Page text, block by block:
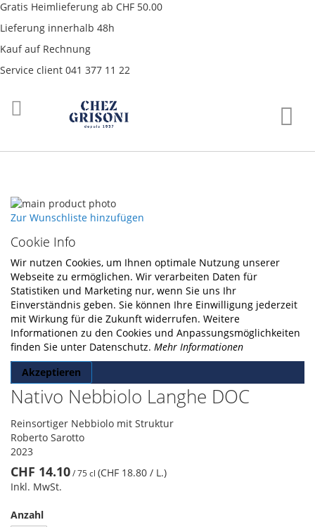
Gratis Heimlieferung ab CHF 50.00
Lieferung innerhalb 48h
Kauf auf Rechnung
Service client 041 377 11 22
Cookie Info
Wir nutzen Cookies, um Ihnen optimale Nutzung unserer
Webseite zu ermöglichen. Wir verarbeiten Daten für
Statistiken und Marketing nur, wenn Sie uns Ihr
Einverständnis geben. Sie können Ihre Einwilligung jederzeit
mit Wirkung für die Zukunft widerrufen. Weitere
Informationen zu den Cookies und Anpassungsmöglichkeiten
finden Sie unter Datenschutz. Mehr Informationen
Akzeptieren
Nativo Nebbiolo Langhe DOC
Reinsortiger Nebbiolo mit Struktur
Roberto Sarotto
2023
CHF 14.10/75 cl (CHF 18.80 / L.)
Inkl. MwSt.
Anzahl
Skip
to
end
of
the
images
gallery
Skip
the
beginning
of
the
images
gallery
Zur Wunschliste hinzufügen